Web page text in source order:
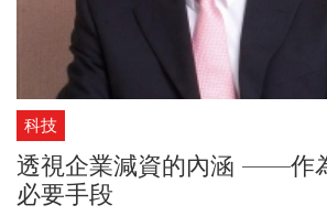
科技
透視企業減資的內涵 ——作
必要手段